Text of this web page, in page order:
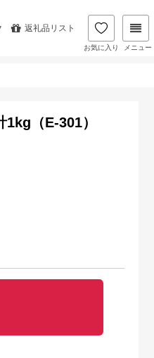
返礼品リスト
お気に入り メニュー
1kg（E-301）